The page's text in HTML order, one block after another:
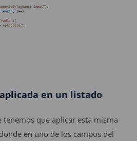
en un listado
tenemos que aplicar esta misma
en uno de los campos del